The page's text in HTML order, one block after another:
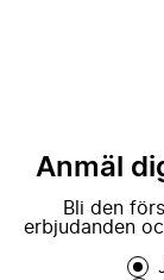
Anmäl
Bli den
erbjudanden